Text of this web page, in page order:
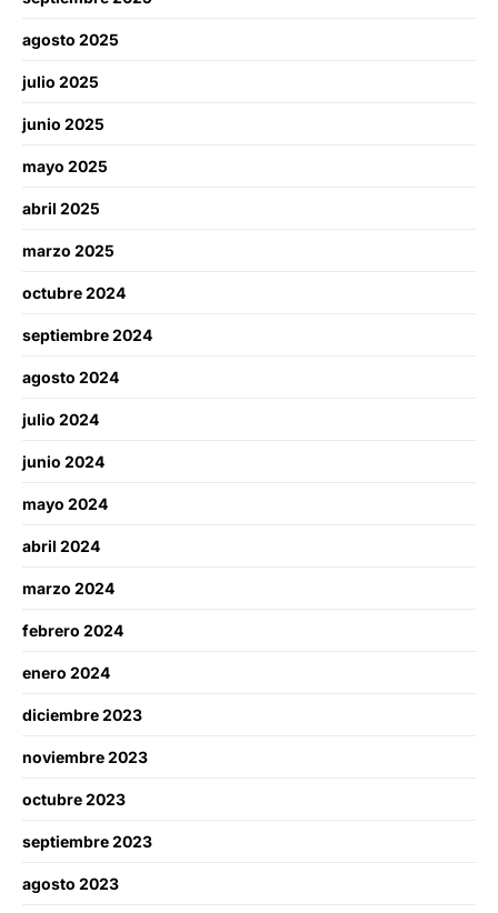
agosto 2025
julio 2025
junio 2025
mayo 2025
abril 2025
marzo 2025
octubre 2024
septiembre 2024
agosto 2024
julio 2024
junio 2024
mayo 2024
abril 2024
marzo 2024
febrero 2024
enero 2024
diciembre 2023
noviembre 2023
octubre 2023
septiembre 2023
agosto 2023